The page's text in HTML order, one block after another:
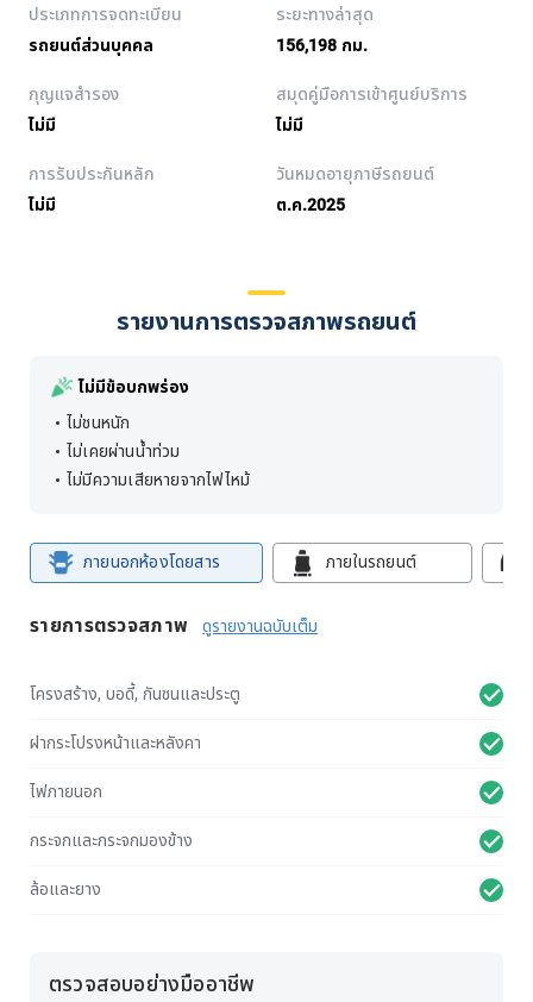
ประเภทการจดทะเบียน
รถยนต์ส่วนบุคคล
ระยะทางล่าสุด
156,198 กม.
กุญแจสำรอง
ไม่มี
สมุดคู่มือการเข้าศูนย์บริการ
ไม่มี
การรับประกันหลัก
ไม่มี
วันหมดอายุภาษีรถยนต์
ต.ค.2025
รายงานการตรวจสภาพรถยนต์
ไม่มีข้อบกพร่อง
ไม่ชนหนัก
ไม่เคยผ่านน้ำท่วม
ไม่มีความเสียหายจากไฟไหม้
ภายนอกห้องโดยสาร ภายในรถยนต์
รายการตรวจสภาพ ดูรายงานฉบับเต็ม
โครงสร้าง, บอดี้, กันชนและประตู
ฝากระโปรงหน้าและหลังคา
ไฟภายนอก
กระจกและกระจกมองข้าง
ล้อและยาง
ตรวจสอบอย่างมืออาชีพ